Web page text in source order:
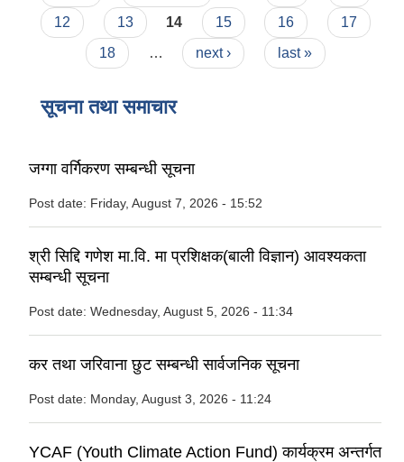
12
13 14 15 16
17
18
… next › last »
सूचना तथा समाचार
जग्गा वर्गिकरण सम्बन्धी सूचना
Post date: Friday, August 7, 2026 - 15:52
श्री सिद्दि गणेश मा.वि. मा प्रशिक्षक(बाली विज्ञान) आवश्यकता
सम्बन्धी सूचना
Post date: Wednesday, August 5, 2026 - 11:34
कर तथा जरिवाना छुट सम्बन्धी सार्वजनिक सूचना
Post date: Monday, August 3, 2026 - 11:24
YCAF (Youth Climate Action Fund) कार्यक्रम अन्तर्गत